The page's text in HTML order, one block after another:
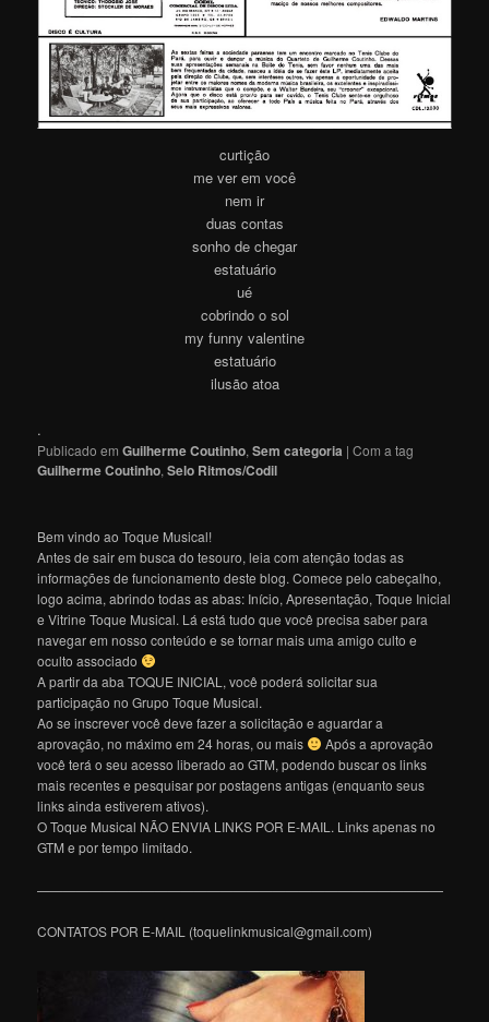
curtição
me ver em você
nem ir
duas contas
sonho de chegar
estatuário
ué
cobrindo o sol
my funny valentine
estatuário
ilusão atoa
.
Publicado em Guilherme Coutinho,Sem categoria |Com a tag
Guilherme Coutinho,Selo Ritmos/Codil
Bem vindo ao Toque Musical!
Antes de sair em busca do tesouro, leia com atenção todas as
informações de funcionamento deste blog. Comece pelo cabeçalho,
logo acima, abrindo todas as abas: Início, Apresentação, Toque Inicial
e Vitrine Toque Musical. Lá está tudo que você precisa saber para
navegar em nosso conteúdo e se tornar mais uma amigo culto e
oculto associado
A partir da aba TOQUE INICIAL, você poderá solicitar sua
participação no Grupo Toque Musical.
Ao se inscrever você deve fazer a solicitação e aguardar a
aprovação, no máximo em 24 horas, ou mais
Após a aprovação
você terá o seu acesso liberado ao GTM, podendo buscar os links
mais recentes e pesquisar por postagens antigas (enquanto seus
links ainda estiverem ativos).
O Toque Musical NÃO ENVIA LINKS POR E-MAIL. Links apenas no
GTM e por tempo limitado.
———————————————————————————————
CONTATOS POR E-MAIL (toquelinkmusical@gmail.com)